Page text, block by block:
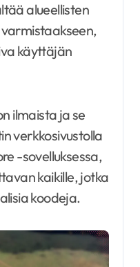
alueellisten
käyttäjän
ilmaista ja se
verkkosivustolla
-sovelluksessa,
kaikille, jotka
koodeja.